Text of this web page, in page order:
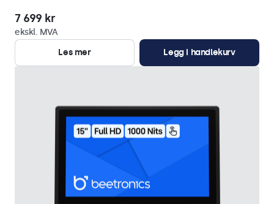
7 699 kr
ekskl. MVA
Les mer
Legg i handlekurv